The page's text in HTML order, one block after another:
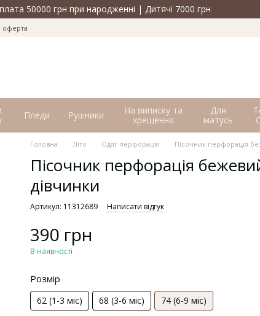
50000 грн при народженні | Дитячі 7000 грн
оферта
Пледи Рушники
На виписку та
хрещення
Для
матусь
Головна Літо Одяг перфорація Пісочник перфорація
Пісочник перфорація
дівчинки
Артикул: 11312689 Написати відгук
390 грн
В наявності
Розмір
62 (1-3 міс) 68 (3-6 міс) 74 (6-9 міс)